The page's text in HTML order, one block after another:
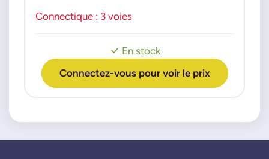
DELPHI
PORSCHE
90660210101
99660210101
99660210200
En stock
Connectez-vous pour voir le prix
Connectique : 3 voies